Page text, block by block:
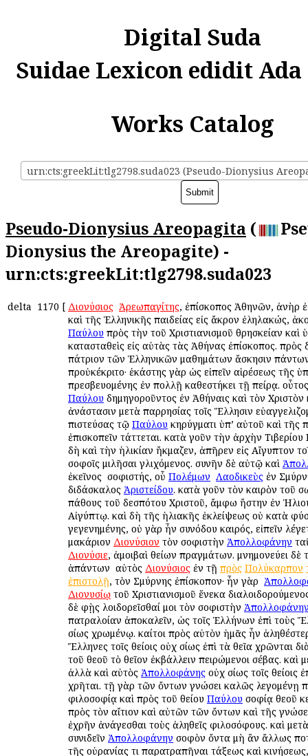
Digital Suda
Suidae Lexicon edidit
Works Catalog
urn:cts:greekLit:tlg2798.suda023 (Pseudo-Dionysius
Pseudo-Dionysius Areopagita (
Dionysius the Areopagite) -
urn:cts:greekLit:tlg2798.suda023
delta 1170 [ Διονύσιος Ἀρεωπαγίτης, ἐπίσκοπος Ἀθηνῶν, ἀνὴρ
καὶ τῆς Ἑλληνικῆς παιδείας εἰς ἄκρον ἐληλακώς,
Παύλου πρὸς τὴν τοῦ Χριστιανισμοῦ θρησκείαν καὶ
κατασταθεὶς εἰς αὐτὰς τὰς Ἀθήνας ἐπίσκοπος. πρὸς
πάτριον τῶν Ἑλληνικῶν μαθημάτων ἄσκησιν
προὐκέκριτο· ἑκάστης γὰρ ὡς εἰπεῖν αἱρέσεως τῆς
πρεσβευομένης ἐν πολλῇ καθεστήκει τῇ πείρᾳ.
Παύλου δημηγοροῦντος ἐν Ἀθήναις καὶ τὸν Χριστὸν
ἀνάστασιν μετὰ παρρησίας τοῖς Ἕλλησιν
πιστεύσας τῷ Παύλου κηρύγματι ὑπ’ αὐτοῦ καὶ τῆς
ἐπισκοπεῖν τάττεται. κατὰ γοῦν τὴν ἀρχὴν
δὴ καὶ τὴν ἡλικίαν ἤκμαζεν, ἀπῆρεν εἰς Αἴγυπτον
σοφοῖς ὁμιλῆσαι γλιχόμενος. συνῆν δὲ αὐτῷ καὶ
ἐκεῖνος ὁ σοφιστής, οὗ Πολέμων Λαοδικεὺς ἐν
διδάσκαλος Ἀριστείδου. κατὰ γοῦν τὸν καιρὸν τοῦ
πάθους τοῦ δεσπότου Χριστοῦ, ἄμφω ἤστην ἐν
Αἰγύπτῳ. καὶ δὴ τῆς ἡλιακῆς ἐκλείψεως οὐ κατὰ
γεγενημένης, οὐ γὰρ ἦν συνόδου καιρός, εἰπεῖν
μακάριον Διονύσιον τὸν σοφιστὴν Ἀπολλοφάνην
Διονύσιε, ἀμοιβαὶ θείων πραγμάτων. μνημονεύει δὲ
ἁπάντων ὁ αὐτὸς Διονύσιος ἐν τῇ πρὸς Πολύκαρπον
ἐπιστολῇ, τὸν Σμύρνης ἐπίσκοπον· ἦν γὰρ ὁ
Διονυσίῳ τοῦ Χριστιανισμοῦ ἕνεκα
δὲ φῂς λοιδορεῖσθαί μοι τὸν σοφιστὴν
πατραλοίαν ἀποκαλεῖν, ὡς τοῖς Ἑλλήνων ἐπὶ τοὺς
ὁσίως χρωμένῳ. καίτοι πρὸς αὐτὸν ἡμᾶς ἦν
Ἕλληνες τοῖς θείοις οὐχ ὁσίως ἐπὶ τὰ θεῖα χρῶνται
τοῦ θεοῦ τὸ θεῖον ἐκβάλλειν πειρώμενοι σέβας. καὶ
ἀλλὰ καὶ αὐτὸς Ἀπολλοφάνης οὐχ ὁσίως τοῖς θείοις
χρῆται. τῇ γὰρ τῶν ὄντων γνώσει καλῶς λεγομένῃ
φιλοσοφίᾳ καὶ πρὸς τοῦ θείου Παύλου σοφίᾳ θεοῦ
πρὸς τὸν αἴτιον καὶ αὐτῶν τῶν ὄντων καὶ τῆς
ἐχρῆν ἀνάγεσθαι τοὺς ἀληθεῖς φιλοσόφους. καὶ
συνιδεῖν Ἀπολλοφάνην σοφὸν ὄντα μὴ ἂν ἄλλως
τῆς οὐρανίας τι παρατραπῆναι τάξεως καὶ